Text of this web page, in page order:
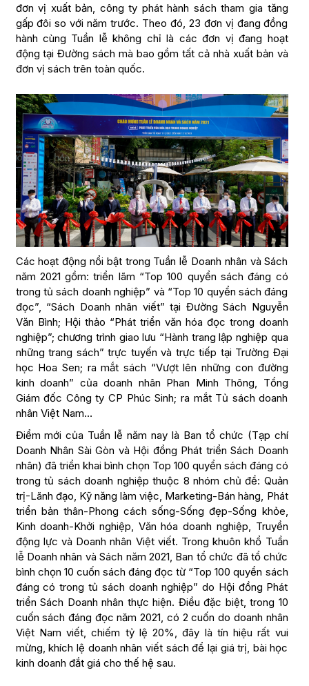
đơn vị xuất bản, công ty phát hành sách tham gia tăng
gấp đôi so với năm trước. Theo đó, 23 đơn vị đang đồng
hành cùng Tuần lễ không chỉ là các đơn vị đang hoạt
động tại Đường sách mà bao gồm tất cả nhà xuất bản và
đơn vị sách trên toàn quốc.
Các hoạt động nổi bật trong Tuần lễ Doanh nhân và Sách
năm 2021 gồm: triển lãm “Top 100 quyển sách đáng có
trong tủ sách doanh nghiệp” và “Top 10 quyển sách đáng
đọc”, “Sách Doanh nhân viết” tại Đường Sách Nguyễn
Văn Bình; Hội thảo “Phát triển văn hóa đọc trong doanh
nghiệp”; chương trình giao lưu “Hành trang lập nghiệp qua
những trang sách” trực tuyến và trực tiếp tại Trường Đại
học Hoa Sen; ra mắt sách “Vượt lên những con đường
kinh doanh” của doanh nhân Phan Minh Thông, Tổng
Giám đốc Công ty CP Phúc Sinh; ra mắt Tủ sách doanh
nhân Việt Nam…
Điểm mới của Tuần lễ năm nay là Ban tổ chức (Tạp chí
Doanh Nhân Sài Gòn và Hội đồng Phát triển Sách Doanh
nhân) đã triển khai bình chọn Top 100 quyển sách đáng có
trong tủ sách doanh nghiệp thuộc 8 nhóm chủ đề: Quản
trị-Lãnh đạo, Kỹ năng làm việc, Marketing-Bán hàng, Phát
triển bản thân-Phong cách sống-Sống đẹp-Sống khỏe,
Kinh doanh-Khởi nghiệp, Văn hóa doanh nghiệp, Truyền
động lực và Doanh nhân Việt viết. Trong khuôn khổ Tuần
lễ Doanh nhân và Sách năm 2021, Ban tổ chức đã tổ chức
bình chọn 10 cuốn sách đáng đọc từ “Top 100 quyển sách
đáng có trong tủ sách doanh nghiệp” do Hội đồng Phát
triển Sách Doanh nhân thực hiện. Điều đặc biệt, trong 10
cuốn sách đáng đọc năm 2021, có 2 cuốn do doanh nhân
Việt Nam viết, chiếm tỷ lệ 20%, đây là tín hiệu rất vui
mừng, khích lệ doanh nhân viết sách để lại giá trị, bài học
kinh doanh đắt giá cho thế hệ sau.